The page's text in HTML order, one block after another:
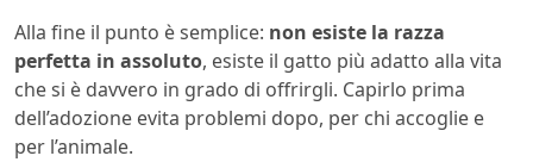
Alla fine il punto è semplice: non esiste la razza
perfetta in assoluto, esiste il gatto più adatto alla vita
che si è davvero in grado di offrirgli. Capirlo prima
dell’adozione evita problemi dopo, per chi accoglie e
per l’animale.